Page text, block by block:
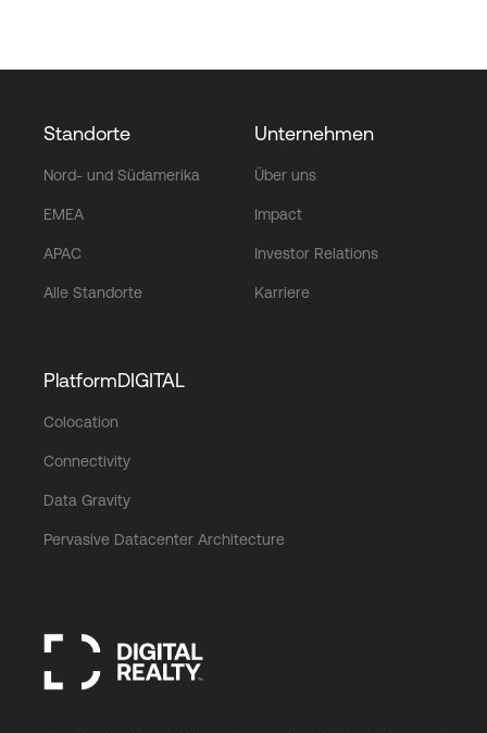
Standorte
Nord- und Südamerika
EMEA
APAC
Alle Standorte
Unternehmen
Über uns
Impact
Investor Relations
Karriere
PlatformDIGITAL
Colocation
Connectivity
Data Gravity
Pervasive Datacenter Architecture